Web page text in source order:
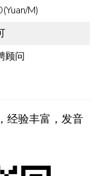
M)
顾问
经验丰富，发音